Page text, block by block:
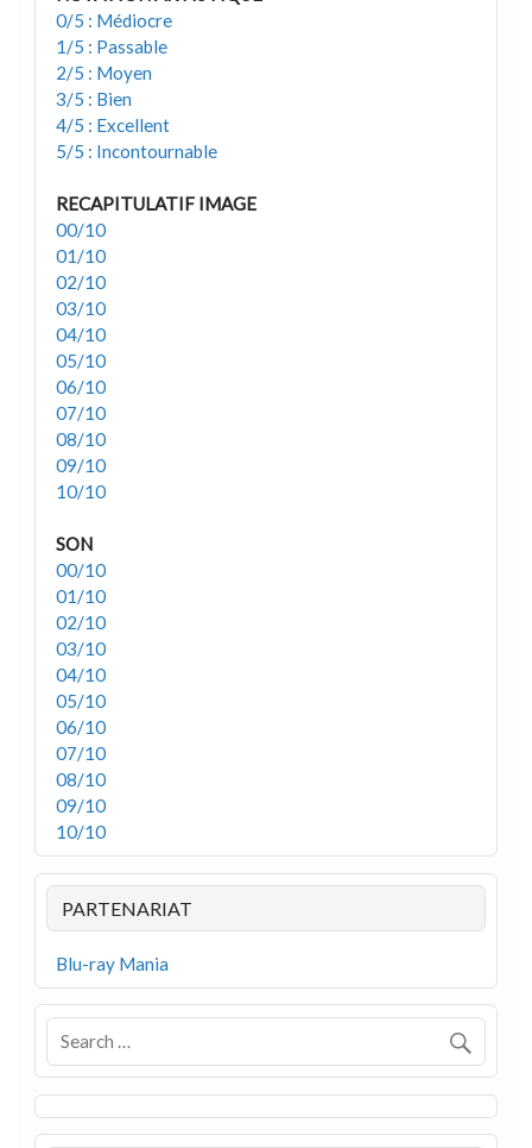
0/5 : Médiocre
1/5 : Passable
2/5 : Moyen
3/5 : Bien
4/5 : Excellent
5/5 : Incontournable
RECAPITULATIF IMAGE
00/10
01/10
02/10
03/10
04/10
05/10
06/10
07/10
08/10
09/10
10/10
SON
00/10
01/10
02/10
03/10
04/10
05/10
06/10
07/10
08/10
09/10
10/10
PARTENARIAT
Blu-ray Mania